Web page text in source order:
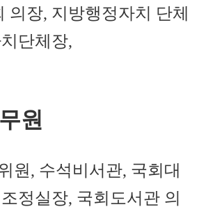
의장, 지방행정자치 단체
단체장,
원
원, 수석비서관, 국회대
정실장, 국회도서관 의